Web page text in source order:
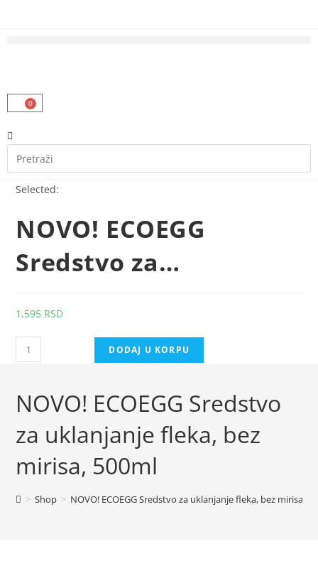
0
Selected:
NOVO! ECOEGG
Sredstvo za…
1,595 RSD
DODAJ U KORPU
NOVO! ECOEGG Sredstvo
za uklanjanje fleka, bez
mirisa, 500ml
> Shop > NOVO! ECOEGG Sredstvo za uklanjanje fleka, bez mirisa,